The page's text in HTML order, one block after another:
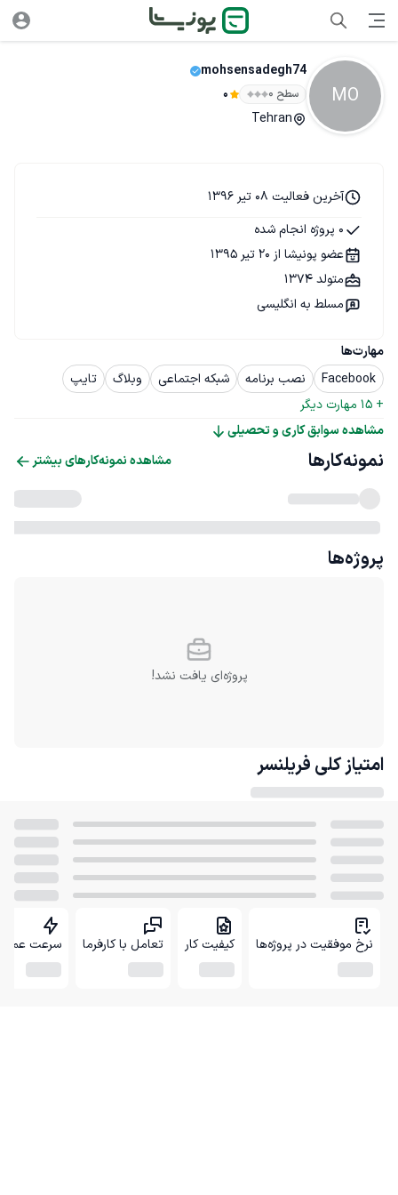
MO
mohsensadegh74
سطح ۰ 0
Tehran
مهارت‌ها
Facebook
نصب برنامه شبکه اجتماعی وبلاگ
تایپ
+
15 مهارت دیگر
مشاهده سوابق کاری و تحصیلی
آخرین فعالیت 08 تیر 1396
0 پروژه انجام شده
عضو پونیشا از 20 تیر 1395
متولد 1374
مسلط به انگلیسی
نمونه‌کارها مشاهده نمونه‌کارهای بیشتر
پروژه‌ها
پروژه‌ای یافت نشد!
امتیاز کلی فریلنسر
نرخ موفقیت در پروژه‌ها کیفیت کار تعامل با کارفرما سرعت عمل